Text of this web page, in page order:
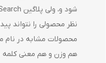
نظر محصولی را نتواند
محصولات مشابه در
هم وزن و هم معنی